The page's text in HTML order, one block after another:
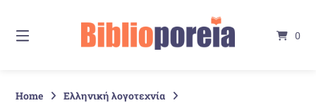
Inhalt
0
Home
Ελληνική λογοτεχνία